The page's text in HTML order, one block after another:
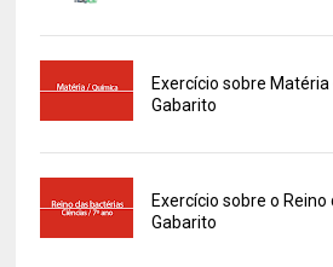
Exercício sobre
Gabarito
Exercício sobre o
Gabarito